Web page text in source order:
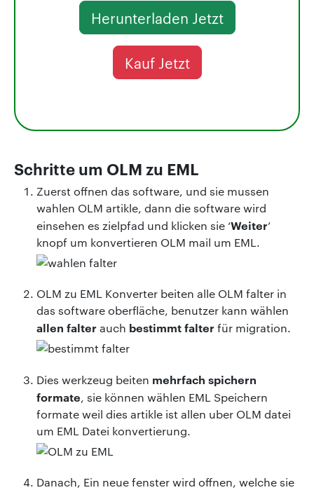
Herunterladen Jetzt
Kauf Jetzt
Schritte um OLM zu EML
Zuerst offnen das software, und sie mussen
wahlen OLM artikle, dann die software wird
einsehen es zielpfad und klicken sie ‘Weiter’
knopf um konvertieren OLM mail um EML.
OLM zu EML Konverter beiten alle OLM falter in
das software oberfläche, benutzer kann wählen
allen falterauch bestimmt falterfür migration.
Dies werkzeug beiten mehrfach spichern
formate, sie können wählen EML Speichern
formate weil dies artikle ist allen uber OLM datei
um EML Datei konvertierung.
Danach, Ein neue fenster wird offnen, welche sie